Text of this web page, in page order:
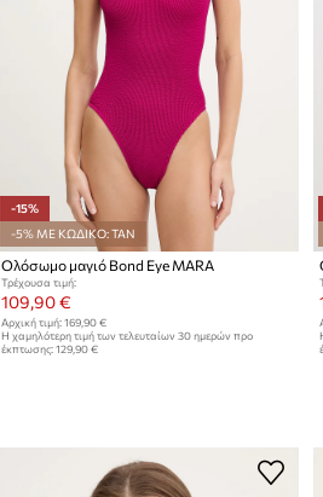
-15%
-5% ΜΕ ΚΩΔΙΚΟ: TAN
Ολόσωμο μαγιό Bond Eye MARA
Τρέχουσα τιμή:
109,90 €
Αρχική τιμή: 169,90 €
Η χαμηλότερη τιμή των τελευταίων 30 ημερών προ
έκπτωσης: 129,90 €